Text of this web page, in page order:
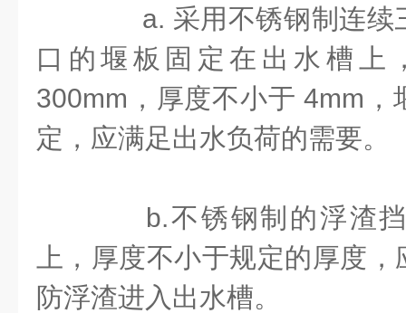
a. 采用不锈钢制连续
口的堰板固定在出水槽上
300mm，厚度不小于 4mm，
定，应满足出水负荷的需要。
b.不锈钢制的浮渣挡
上，厚度不小于规定的厚度
防浮渣进入出水槽。